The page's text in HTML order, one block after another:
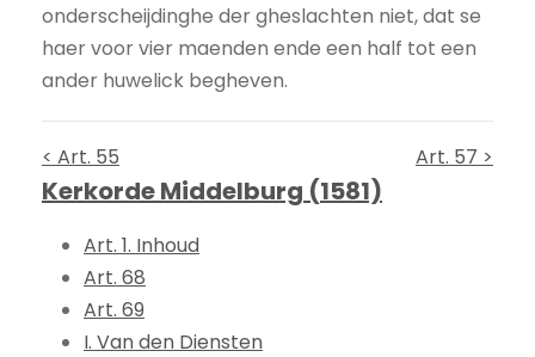
onderscheijdinghe der gheslachten niet, dat se
haer voor vier maenden ende een half tot een
ander huwelick begheven.
< Art. 55 Art. 57 >
Kerkorde Middelburg (1581)
Art. 1. Inhoud
Art. 68
Art. 69
I. Van den Diensten